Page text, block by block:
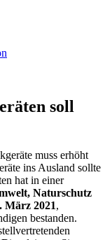
soll
muss erhöht
ins Ausland sollte
hat in einer
Naturschutz
März 2021,
bestanden.